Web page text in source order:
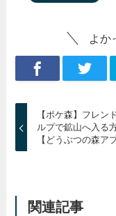
よか
【ポケ森】フレン
ルプで鉱山へ入る
【どうぶつの森ア
関連記事